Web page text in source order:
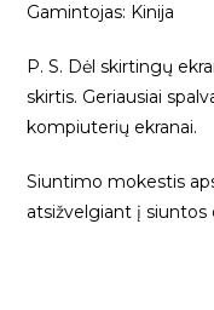
Gamintojas: Kinija
P. S. Dėl skirtingų
skirtis. Geriausiai
kompiuterių ekranai.
Siuntimo mokestis
atsižvelgiant į siuntos